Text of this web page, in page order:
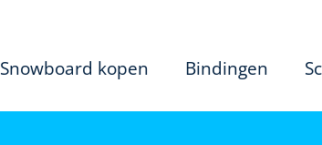
Snowboard kopen Bindingen